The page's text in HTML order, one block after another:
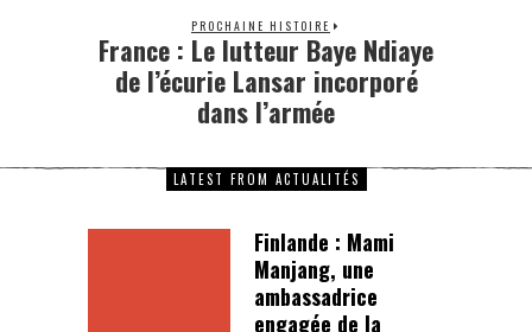
PROCHAINE HISTOIRE
France : Le lutteur Baye Ndiaye
de l’écurie Lansar incorporé
dans l’armée
LATEST FROM ACTUALITÉS
Finlande : Mami
Manjang, une
ambassadrice
engagée de la